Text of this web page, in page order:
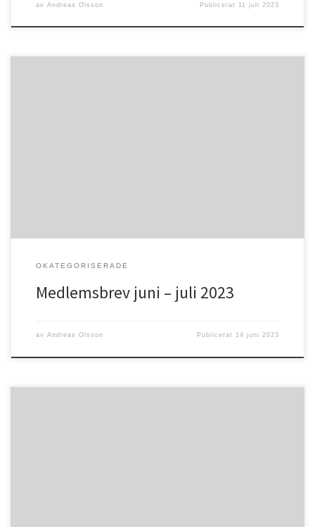
av Andreas Olsson Publicerat 11 juli 2023
OKATEGORISERADE
Medlemsbrev juni – juli 2023
av Andreas Olsson Publicerat 14 juni 2023